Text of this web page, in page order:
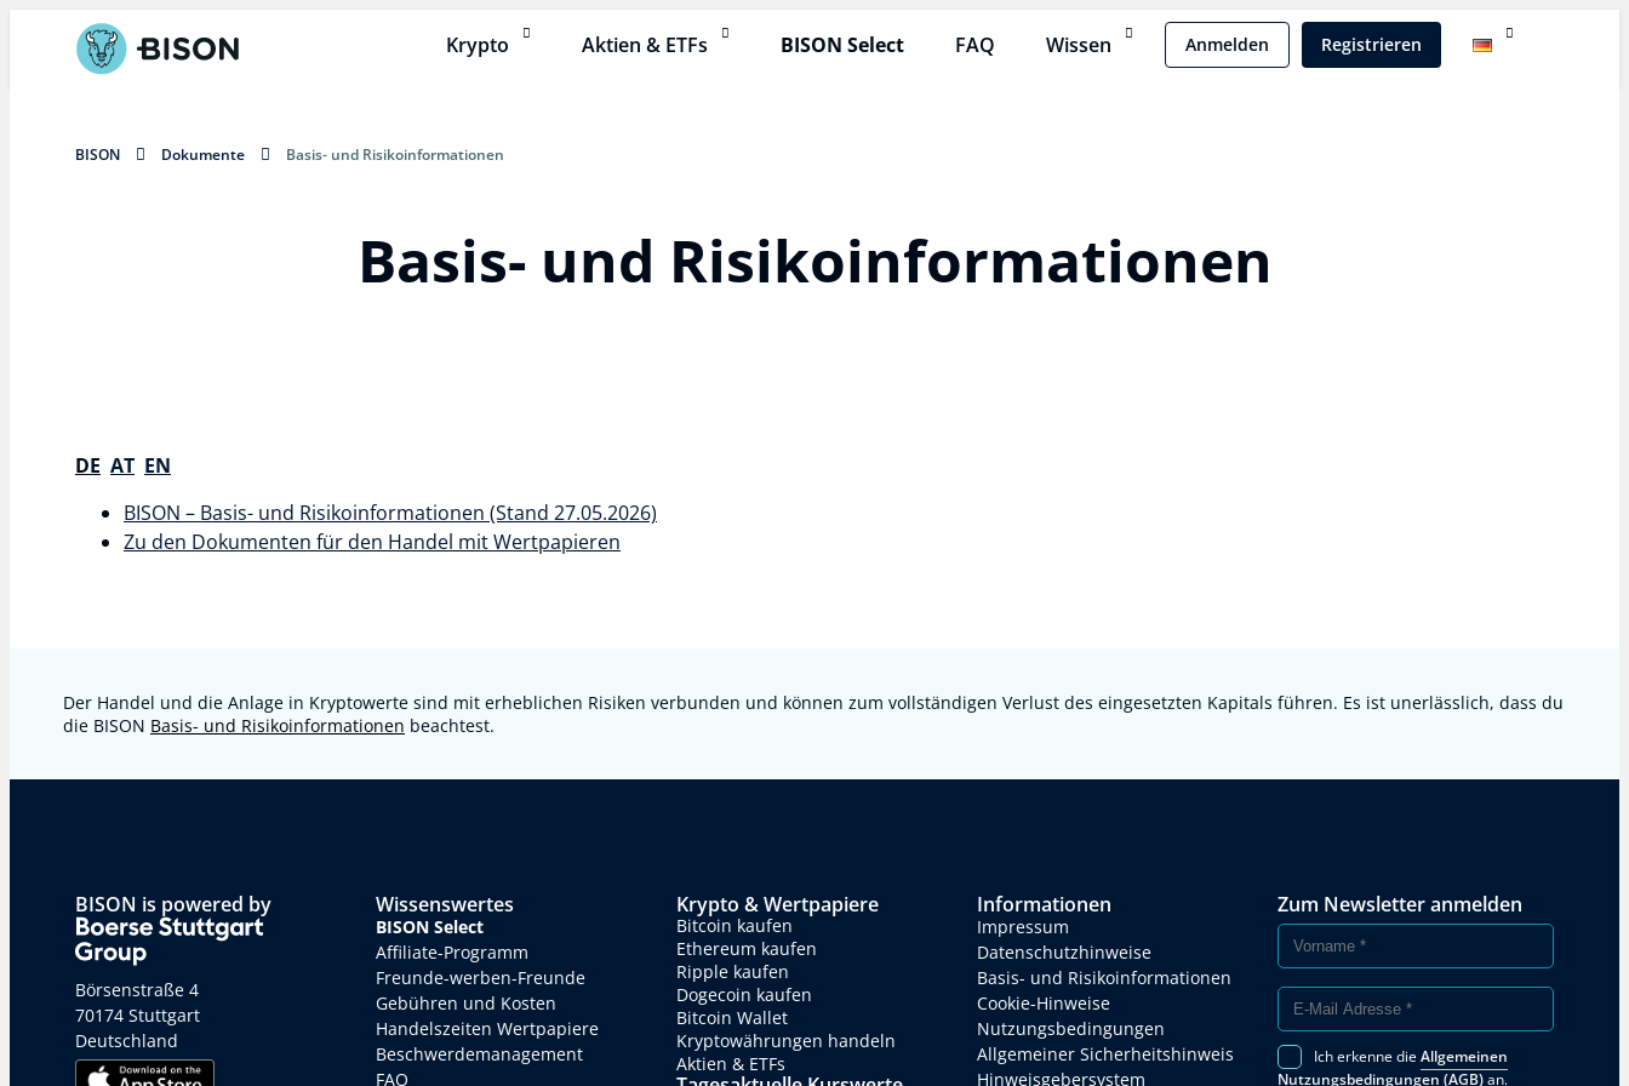
Krypto Aktien & ETFs BISON Select FAQ Wissen Anmelden Registrieren
BISON Dokumente Basis- und Risikoinformationen
Basis- und Risiko­informationen
DE AT EN
BISON – Basis- und Risikoinformationen (Stand 27.05.2026)
Zu den Dokumenten für den Handel mit Wertpapieren
Der Handel und die Anlage in Kryptowerte sind mit erheblichen Risiken verbunden und können zum vollständigen Verlust des eingesetzten Kapitals führen. Es ist unerlässlich, dass du
die BISON Basis- und Risikoinformationen beachtest.
BISON is powered by
Börsenstraße 4
70174 Stuttgart
Deutschland
Wissenswertes
BISON Select
Affiliate-Programm
Freunde-werben-Freunde
Gebühren und Kosten
Handelszeiten Wertpapiere
Beschwerdemanagement
FAQ
Krypto & Wertpapiere
Bitcoin kaufen
Ethereum kaufen
Ripple kaufen
Dogecoin kaufen
Bitcoin Wallet
Kryptowährungen handeln
Aktien & ETFs
Informationen
Impressum
Datenschutzhinweise
Basis- und Risikoinformationen
Cookie-Hinweise
Nutzungsbedingungen
Allgemeiner Sicherheitshinweis
Hinweisgebersystem
Zum Newsletter anmelden
Ich erkenne dieAllgemeinen
Nutzungsbedingungen (AGB)an.